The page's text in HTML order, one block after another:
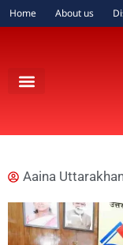
Home About us
Aaina